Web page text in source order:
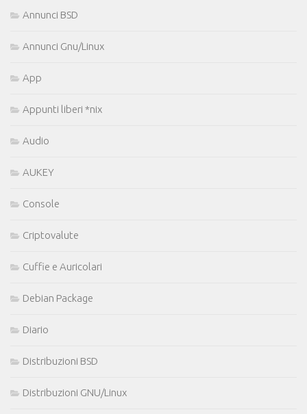
Annunci BSD
Annunci Gnu/Linux
App
Appunti liberi *nix
Audio
AUKEY
Console
Criptovalute
Cuffie e Auricolari
Debian Package
Diario
Distribuzioni BSD
Distribuzioni GNU/Linux